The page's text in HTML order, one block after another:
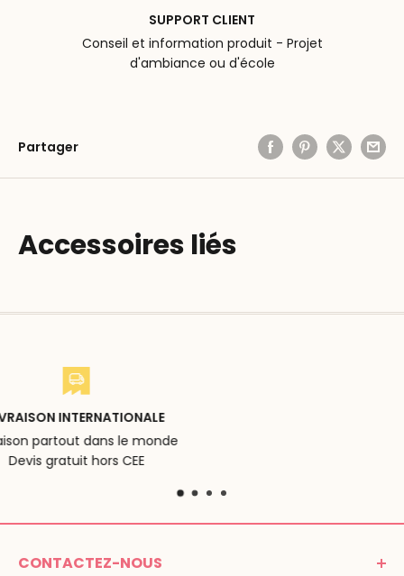
SUPPORT CLIENT
Conseil et information produit - Projet
d'ambiance ou d'école
Partager
Accessoires liés
CONTACTEZ-NOUS